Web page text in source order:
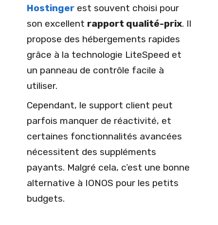
Hostinger est souvent choisi pour
son excellent rapport qualité-prix. Il
propose des hébergements rapides
grâce à la technologie LiteSpeed et
un panneau de contrôle facile à
utiliser.
Cependant, le support client peut
parfois manquer de réactivité, et
certaines fonctionnalités avancées
nécessitent des suppléments
payants. Malgré cela, c’est une bonne
alternative à IONOS pour les petits
budgets.